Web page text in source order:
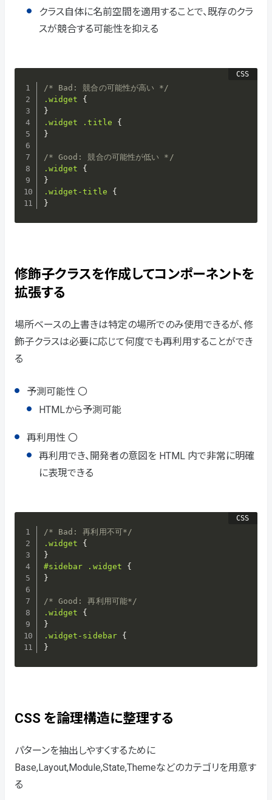
クラス自体に名前空間を適用することで、既存のクラ
スが競合する可能性を抑える
/* Bad: 競合の可能性が高い */
.widget
{
}
.widget .title
{
}
/* Good: 競合の可能性が低い */
.widget
{
}
.widget-title
{
}
修飾子クラスを作成してコンポーネントを
拡張する
場所ベースの上書きは特定の場所でのみ使用できるが、修
飾子クラスは必要に応じて何度でも再利用することができ
る
予測可能性 〇
HTMLから予測可能
再利用性 〇
再利用でき、開発者の意図を HTML 内で非常に明確
に表現できる
/* Bad: 再利用不可*/
.widget
{
}
#sidebar .widget
{
}
/* Good: 再利用可能*/
.widget
{
}
.widget-sidebar {
}
CSS を論理構造に整理する
パターンを抽出しやすくするために
Base,Layout,Module,State,Themeなどのカテゴリを用意す
る